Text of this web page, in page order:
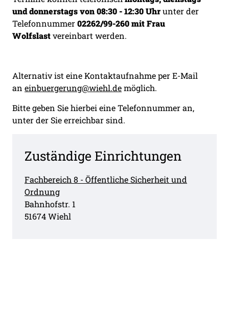
und donnerstags von 08:30 - 12:30 Uhrunter der
Telefonnummer02262/99-260 mit Frau
Wolfslastvereinbart werden.
Alternativ ist eine Kontaktaufnahme per E-Mail
an einbuergerung@wiehl.demöglich.
Bitte geben Sie hierbei eine Telefonnummer an,
unter der Sie erreichbar sind.
Zuständige Einrichtungen
Fachbereich 8 - Öffentliche Sicherheit und
Ordnung
Straße:
Bahnhofstr. Hausnummer:
1
PLZ:
51674Ort:
Wiehl